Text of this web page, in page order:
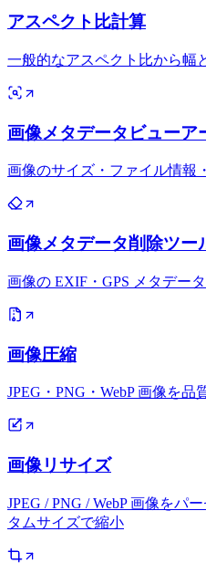
アスペクト比計算
一般的なアスペクト比から幅
画像メタデータビューア
画像のサイズ・ファイル情報
画像メタデータ削除ツー
画像の EXIF・GPS メタデー
画像圧縮
JPEG・PNG・WebP 画像を品
画像リサイズ
JPEG / PNG / WebP 画像をパ
タムサイズで縮小